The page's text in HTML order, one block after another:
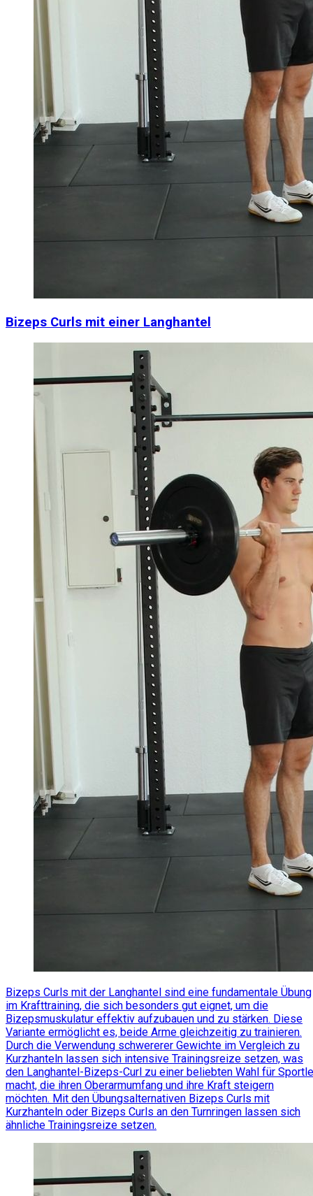
Bizeps Curls mit einer Langhantel
Bizeps Curls mit der Langhantel sind eine fundamentale Übung
im Krafttraining, die sich besonders gut eignet, um die
Bizepsmuskulatur effektiv aufzubauen und zu stärken. Diese
Variante ermöglicht es, beide Arme gleichzeitig zu trainieren.
Durch die Verwendung schwererer Gewichte im Vergleich zu
Kurzhanteln lassen sich intensive Trainingsreize setzen, was
den Langhantel-Bizeps-Curl zu einer beliebten Wahl für
macht, die ihren Oberarmumfang und ihre Kraft steigern
möchten. Mit den Übungsalternativen Bizeps Curls mit
Kurzhanteln oder Bizeps Curls an den Turnringen lassen sich
ähnliche Trainingsreize setzen.